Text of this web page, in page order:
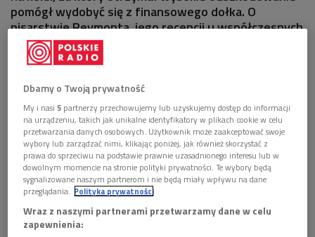
pomógł wydobyć się z finansowego dołka. O
pisarstwie Reymonta, jego recepcji u współczesnych
mu i odbiorze dzisiaj, Katarzyna Hagmajer-Kwiatek
rozmawiała z prof. Marią Olszewską z Uniwersytetu
Dbamy o Twoją prywatność
My i nasi5 partnerzy przechowujemy lub uzyskujemy dostęp do informacji
na urządzeniu, takich jak unikalne identyfikatory w plikach cookie w celu
przetwarzania danych osobowych. Użytkownik może zaakceptować swoje
wybory lub zarządzać nimi, klikając poniżej, jak również skorzystać z
prawa do sprzeciwu na podstawie prawnie uzasadnionego interesu lub w
dowolnym momencie na stronie polityki prywatności. Te wybory będą
sygnalizowane naszym partnerom i nie będą miały wpływu na dane
przeglądania. Polityka prywatności
Wraz z naszymi partnerami przetwarzamy dane w celu
zapewnienia: